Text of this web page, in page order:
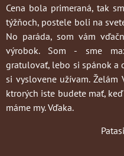
Cena bola primeraná, tak
týžňoch, postele boli na
No paráda, som vám
výrobok. Som - sme
gratulovať, lebo si spánok a
si vyslovene užívam. Želám
ktrorých iste budete mať,
máme my. Vďaka.